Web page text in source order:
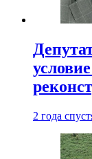
2 года